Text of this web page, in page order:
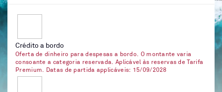
Crédito a bordo
Oferta de dinheiro para despesas a bordo. O montante varia
consoante a categoria reservada. Aplicável às reservas de Tarifa
Premium. Datas de partida applicáveis: 15/09/2028